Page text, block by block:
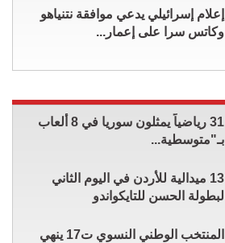
إعلام إسرائيلي يدعي موافقة نتنياهو
وكاتس سرا على إعمار...
31 رياضياً يمثلون سوريا في 8 ألعاب
بـ"متوسطية...
13 ميدالية للأردن في اليوم الثاني
لبطولة الحسن للتايكواندو
المنتخب الوطني النسوي ت17 ينهي